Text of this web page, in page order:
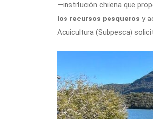
—institución chilena que
los recursos pesqueros y
Acuicultura (Subpesca)